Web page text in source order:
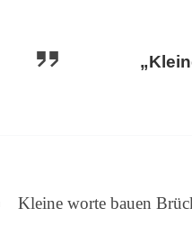
Kleine worte bauen